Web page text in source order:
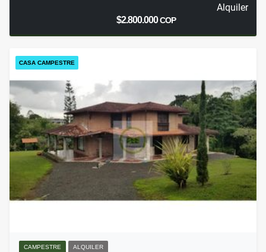
Alquiler
$2.800.000COP
CASA CAMPESTRE
CAMPESTRE ALQUILER